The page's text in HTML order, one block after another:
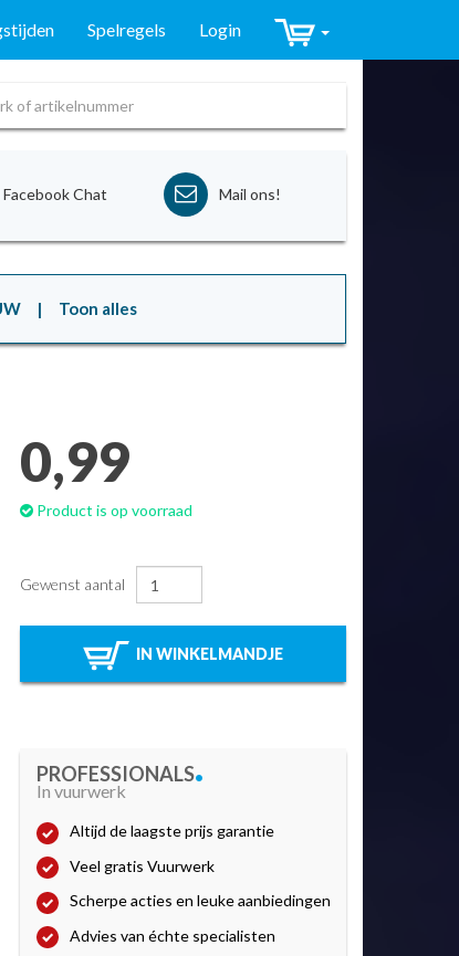
Spelregels Login
Facebook Chat Mail ons!
| Toon alles
0,99
Product is op voorraad
Gewenst aantal
IN WINKELMANDJE
PROFESSIONALS.
In vuurwerk
Altijd de laagste prijs garantie
Veel gratis Vuurwerk
Scherpe acties en leuke aanbiedingen
Advies van échte specialisten